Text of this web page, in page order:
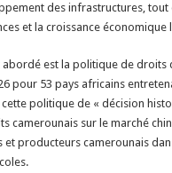
des infrastructures, tout
et la croissance économique
est la politique de droits
pour 53 pays africains
politique de « décision
camerounais sur le marché
producteurs camerounais